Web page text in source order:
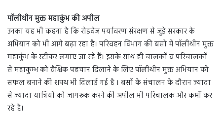
पॉलीथीन मुक्त महाकुंभ की अपील
उनका यह भी कहना है कि रोडवेज पर्यावरण संरक्षण से जुड़े सरकार के
अभियान को भी आगे बढ़ा रहा है। परिवहन विभाग की बसों में पॉलीथीन मुक्त
महाकुंभ के स्टीकर लगाए जा रहे हैं। इसके साथ ही चालकों व परिचालकों
से महाकुम्भ को वैश्विक पहचान दिलाने के लिए पॉलीथीन मुक्त अभियान को
सफल बनाने की शपथ भी दिलाई गई है । बसों के संचालन के दौरान ज्यादा
से ज्यादा यात्रियों को जागरूक करने की अपील भी परिचालक और कर्मी कर
रहे हैं।